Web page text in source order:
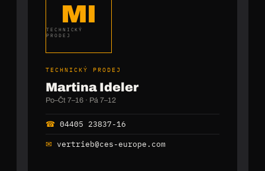
MI
TECHNICKÝ
PRODEJ
TECHNICKÝ PRODEJ
Martina Ideler
Po–Čt 7–16 · Pá 7–12
☎ 04405 23837-16
✉ vertrieb@ces-europe.com